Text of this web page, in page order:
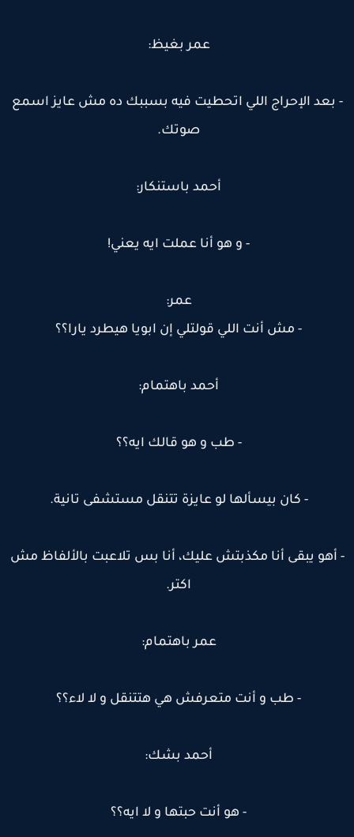
عمر بغيظ:
بعد الإحراج اللي اتحطيت فيه بسببك ده مش عايز اسمع
صوتك.
أحمد باستنكار:
- و هو أنا عملت ايه يعني!
عمر:
- مش أنت اللي قولتلي إن ابويا هيطرد يارا؟؟
أحمد باهتمام:
- طب و هو قالك ايه؟؟
- كان بيسألها لو عايزة تتنقل مستشفى تانية.
أهو يبقى أنا مكذبتش عليك، أنا بس تلاعبت بالألفاظ مش
اكتر.
عمر باهتمام:
- طب و أنت متعرفش هي هتتنقل و لا لاء؟؟
أحمد بشك:
- هو أنت حبتها و لا ايه؟؟